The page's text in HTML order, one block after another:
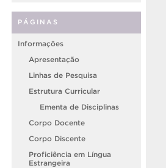
PÁGINAS
Informações
Apresentação
Linhas de Pesquisa
Estrutura Curricular
Ementa de Disciplinas
Corpo Docente
Corpo Discente
Proficiência em Língua
Estrangeira